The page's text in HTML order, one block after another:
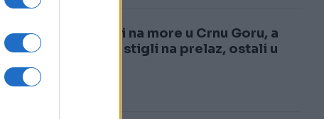
3
Krenuli na more u Crnu Goru, a
kad su stigli na prelaz, ostali u